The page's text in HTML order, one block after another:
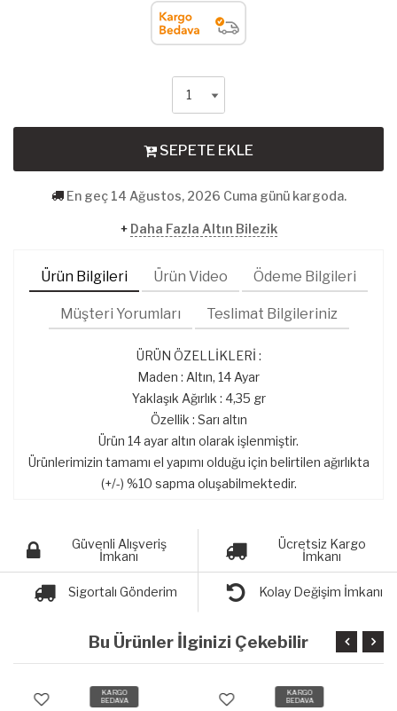
SEPETE EKLE
En geç 14 Ağustos, 2026 Cuma günü kargoda.
+ Daha Fazla Altın Bilezik
Ürün Bilgileri Ürün Video Ödeme Bilgileri
Müşteri Yorumları Teslimat Bilgileriniz
ÜRÜN ÖZELLİKLERİ :
Maden : Altın, 14 Ayar
Yaklaşık Ağırlık : 4,35 gr
Özellik : Sarı altın
Ürün 14 ayar altın olarak işlenmiştir.
Ürünlerimizin tamamı el yapımı olduğu için belirtilen ağırlıkta
(+/-) %10 sapma oluşabilmektedir.
Güvenli Alışveriş
İmkanı
Ücretsiz Kargo
İmkanı
Sigortalı Gönderim Kolay Değişim İmkanı
Bu Ürünler İlginizi Çekebilir
KARGO
BEDAVA
KARGO
BEDAVA